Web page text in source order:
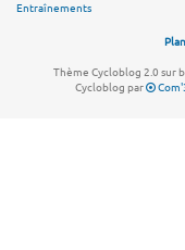
Entraînements
Thème Cycloblog 2.0 sur
Cycloblog par